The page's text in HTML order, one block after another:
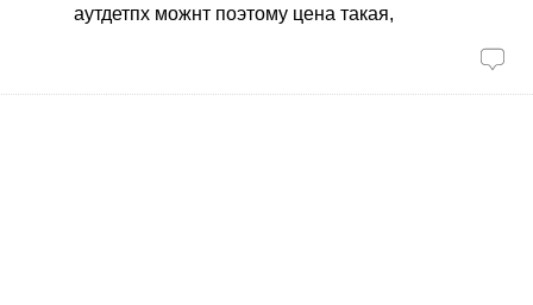
ценового диапазона (уровня Ральфа) были
аутдетпх можнт поэтому цена такая,